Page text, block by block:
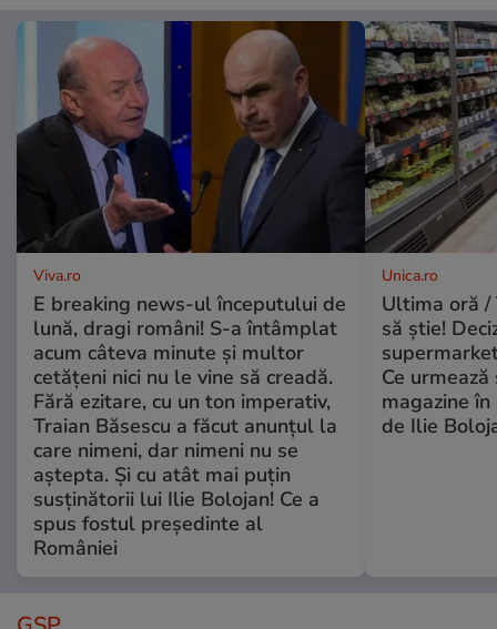
Viva.ro
E breaking news-ul începutului de
lună, dragi români! S-a întâmplat
acum câteva minute și multor
cetățeni nici nu le vine să creadă.
Fără ezitare, cu un ton imperativ,
Traian Băsescu a făcut anunțul la
care nimeni, dar nimeni nu se
aștepta. Și cu atât mai puțin
susținătorii lui Ilie Bolojan! Ce a
spus fostul președinte al
României
Unica.ro
Ultima oră /
să știe!
Ce
magazine
de Ilie